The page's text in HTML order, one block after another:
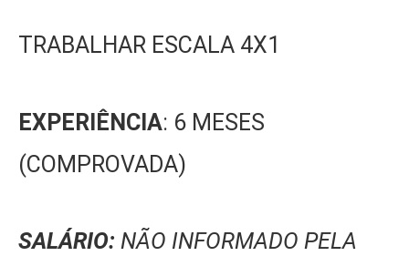
TRABALHAR ESCALA 4X1
EXPERIÊNCIA: 6 MESES
(COMPROVADA)
SALÁRIO: NÃO INFORMADO PELA